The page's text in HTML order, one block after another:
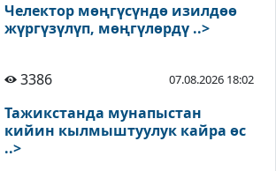
Челектор мөңгүсүндө изилдөө
жүргүзүлүп, мөңгүлөрдү ..>
3386 07.08.2026 18:02
Тажикстанда мунапыстан
кийин кылмыштуулук кайра өс
..>